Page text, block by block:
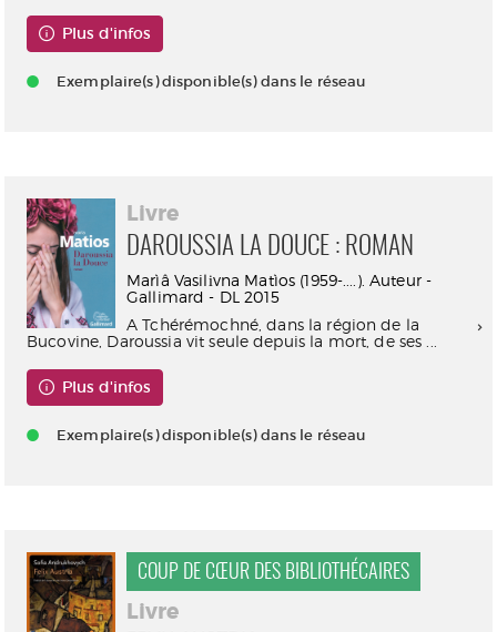
Plus d'infos
Exemplaire(s) disponible(s) dans le réseau
Livre
DAROUSSIA LA DOUCE : ROMAN
Marìâ Vasilіvna Matìos (1959-....). Auteur -
Gallimard - DL 2015
A Tchérémochné, dans la région de la
Bucovine, Daroussia vit seule depuis la mort, de ses ...
Plus d'infos
Exemplaire(s) disponible(s) dans le réseau
COUP DE CŒUR DES BIBLIOTHÉCAIRES
Livre